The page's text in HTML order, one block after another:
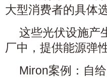
大型消费者的具体选
这些光伏设施产
厂中，提供能源弹
Miron案例：自